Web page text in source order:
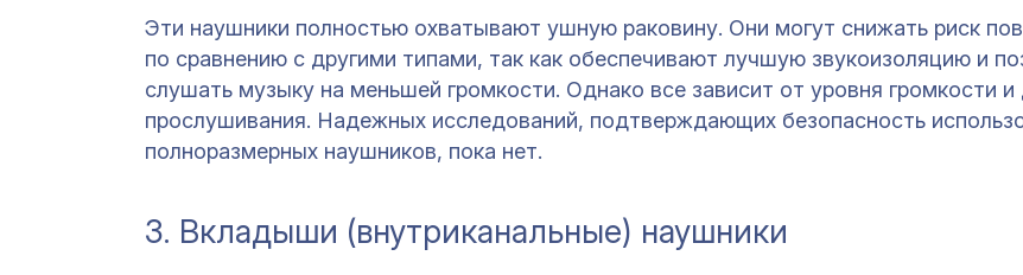
Эти наушники полностью охватывают ушную раковину. Они могут снижать риск
по сравнению с другими типами, так как обеспечивают лучшую звукоизоляцию и
слушать музыку на меньшей громкости. Однако все зависит от уровня громкости и
прослушивания. Надежных исследований, подтверждающих безопасность
полноразмерных наушников, пока нет.
3. Вкладыши (внутриканальные) наушники